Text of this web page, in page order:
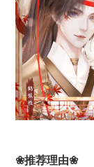
❀推荐理由❀